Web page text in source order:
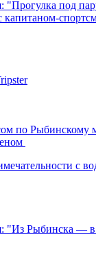
по Рыбинскому
с